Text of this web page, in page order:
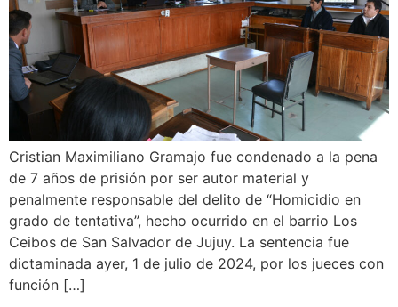
Cristian Maximiliano Gramajo fue condenado a la pena
de 7 años de prisión por ser autor material y
penalmente responsable del delito de “Homicidio en
grado de tentativa”, hecho ocurrido en el barrio Los
Ceibos de San Salvador de Jujuy. La sentencia fue
dictaminada ayer, 1 de julio de 2024, por los jueces con
función […]